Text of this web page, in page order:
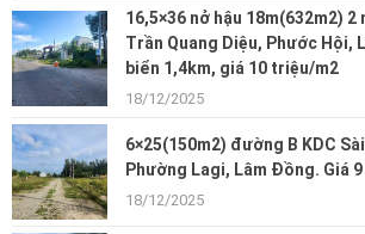
16,5×36 nở hậu 18m(632m2)
Trần Quang Diệu, Phước Hội,
biển 1,4km, giá 10 triệu/m2
18/12/2025
6×25(150m2) đường B KDC
Phường Lagi, Lâm Đồng. Giá
18/12/2025